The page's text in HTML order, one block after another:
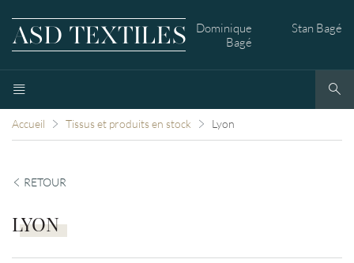
RETOUR
LYON
Dominique
Bagé
Stan Bagé
Accueil Tissus et produits en stock Lyon